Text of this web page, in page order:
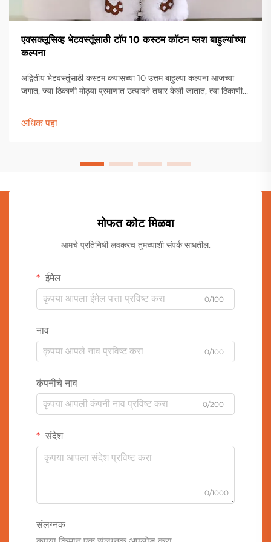
एक्सक्लूसिव्ह भेटवस्तूंसाठी टॉप 10 कस्टम कॉटन प्लश बाहुल्यांच्या
कल्पना
अद्वितीय भेटवस्तूंसाठी कस्टम कपासच्या 10 उत्तम बाहुल्या कल्पना आजच्या
जगात, ज्या ठिकाणी मोठ्या प्रमाणात उत्पादने तयार केली जातात, त्या ठिकाणी
अधिक पहा
मोफत कोट मिळवा
आमचे प्रतिनिधी लवकरच तुमच्याशी संपर्क साधतील.
ईमेल
0/100
नाव
0/100
कंपनीचे नाव
0/200
संदेश
0/1000
संलग्नक